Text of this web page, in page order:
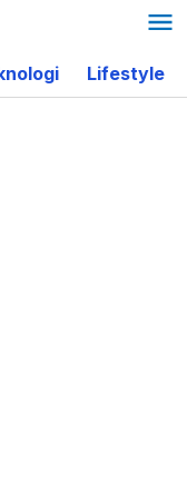
Lifestyle